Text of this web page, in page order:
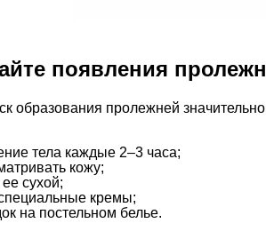
появления
образования пролежней
тела каждые 2–3 часа;
кожу;
сухой;
кремы;
на постельном белье.